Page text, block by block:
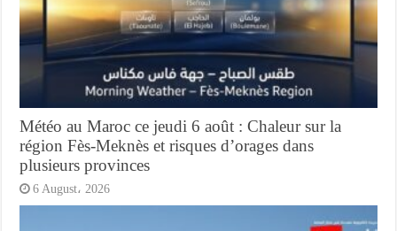
Météo au Maroc ce jeudi 6 août : Chaleur sur la
région Fès-Meknès et risques d’orages dans
plusieurs provinces
6 August، 2026